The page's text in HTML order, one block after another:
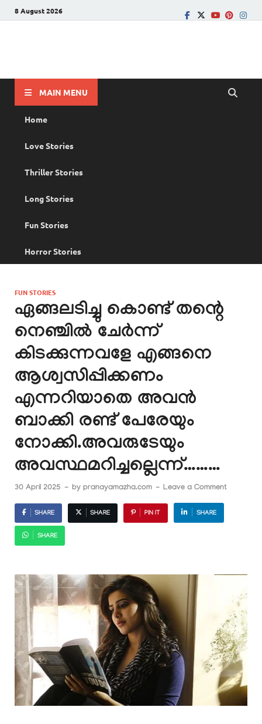
8 August 2026
MAIN MENU
Home
Love Stories
Thriller Stories
Long Stories
Fun Stories
Horror Stories
FUN STORIES
ഏങ്ങലടിച്ചു കൊണ്ട് തന്റെ
നെഞ്ചിൽ ചേർന്ന്
കിടക്കുന്നവളേ എങ്ങനെ
ആശ്വസിപ്പിക്കണം
എന്നറിയാതെ അവൻ
ബാക്കി രണ്ട് പേരേയും
നോക്കി.അവരുടേയും
അവസ്ഥമറിച്ചല്ലെന്ന്………
30 April 2025 - by pranayamazha.com - Leave a Comment
SHARE SHARE PIN IT SHARE
SHARE